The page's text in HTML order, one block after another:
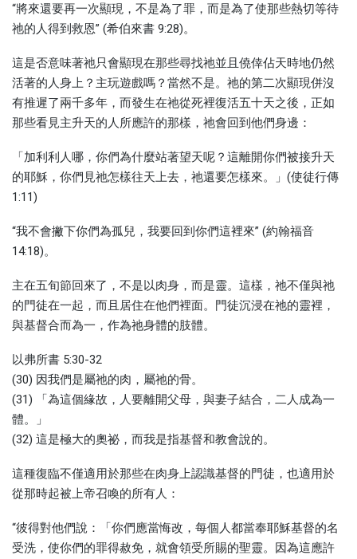
“將來還要再一次顯現，不是為了罪，而是為了使那些熱切等待
祂的人得到救恩” (希伯來書 9:28)。
這是否意味著祂只會顯現在那些尋找祂並且僥倖佔天時地仍然
活著的人身上？主玩遊戲嗎？當然不是。祂的第二次顯現併沒
有推遲了兩千多年，而發生在祂從死裡復活五十天之後，正如
那些看見主升天的人所應許的那樣，祂會回到他們身邊：
「加利利人哪，你們為什麼站著望天呢？這離開你們被接升天
的耶穌，你們見祂怎樣往天上去，祂還要怎樣來。」(使徒行傳
1:11)
“我不會撇下你們為孤兒，我要回到你們這裡來” (約翰福音
14:18)。
主在五旬節回來了，不是以肉身，而是靈。這樣，祂不僅與祂
的門徒在一起，而且居住在他們裡面。門徒沉浸在祂的靈裡，
與基督合而為一，作為祂身體的肢體。
以弗所書 5:30-32
(30) 因我們是屬祂的肉，屬祂的骨。
(31) 「為這個緣故，人要離開父母，與妻子結合，二人成為一
體。」
(32) 這是極大的奧祕，而我是指基督和教會說的。
這種復臨不僅適用於那些在肉身上認識基督的門徒，也適用於
從那時起被上帝召喚的所有人：
“彼得對他們說：「你們應當悔改，每個人都當奉耶穌基督的名
受洗，使你們的罪得赦免，就會領受所賜的聖靈。因為這應許